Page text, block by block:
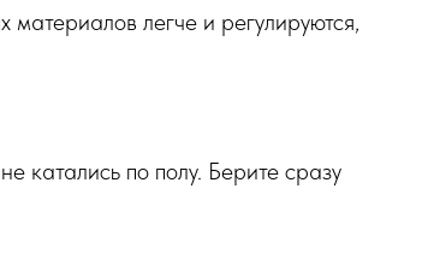
легче и регулируются,
катались по полу. Берите сразу